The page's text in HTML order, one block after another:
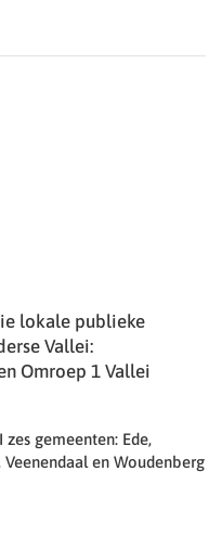
lokale publieke
Vallei:
Omroep 1 Vallei
gemeenten: Ede,
Veenendaal en Woudenberg